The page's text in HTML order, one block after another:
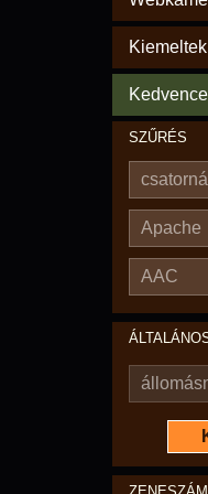
SZŰRÉS
Apache
AAC